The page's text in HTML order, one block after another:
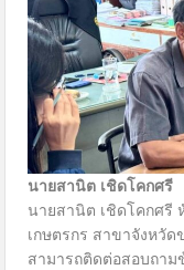
นายสานิต เชิดโคกศรี
นายสานิต เชิดโคกศ
เกษตรกร สาขาจังหวั
สามารถติดต่อสอบถา